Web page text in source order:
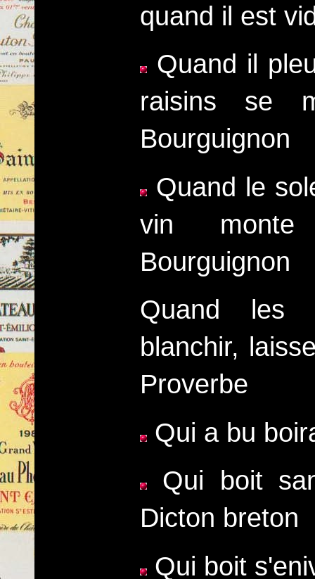
quand il est
Quand il
raisins se
Bourguignon
Quand le
vin
Bourguignon
Quand les
blanchir,
Proverbe
Qui a bu
Qui boit
Dicton breton
Qui boit